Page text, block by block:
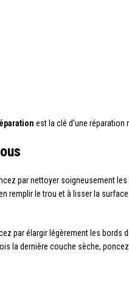
est la clé d’une réparation
par nettoyer soigneusement
remplir le trou et à lisser la
par élargir légèrement les bords
la dernière couche sèche,